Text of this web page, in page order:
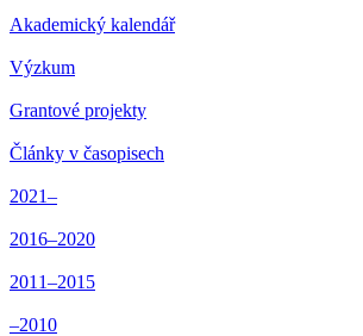
Akademický kalendář
Výzkum
Grantové projekty
Články v časopisech
2021–
2016–2020
2011–2015
–2010